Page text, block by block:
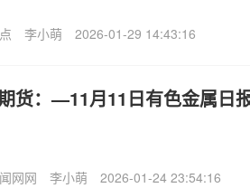
李小萌 2026-01-29 14:43:16
货：—11月11日有色金属日
网网 李小萌 2026-01-24 23:54:16